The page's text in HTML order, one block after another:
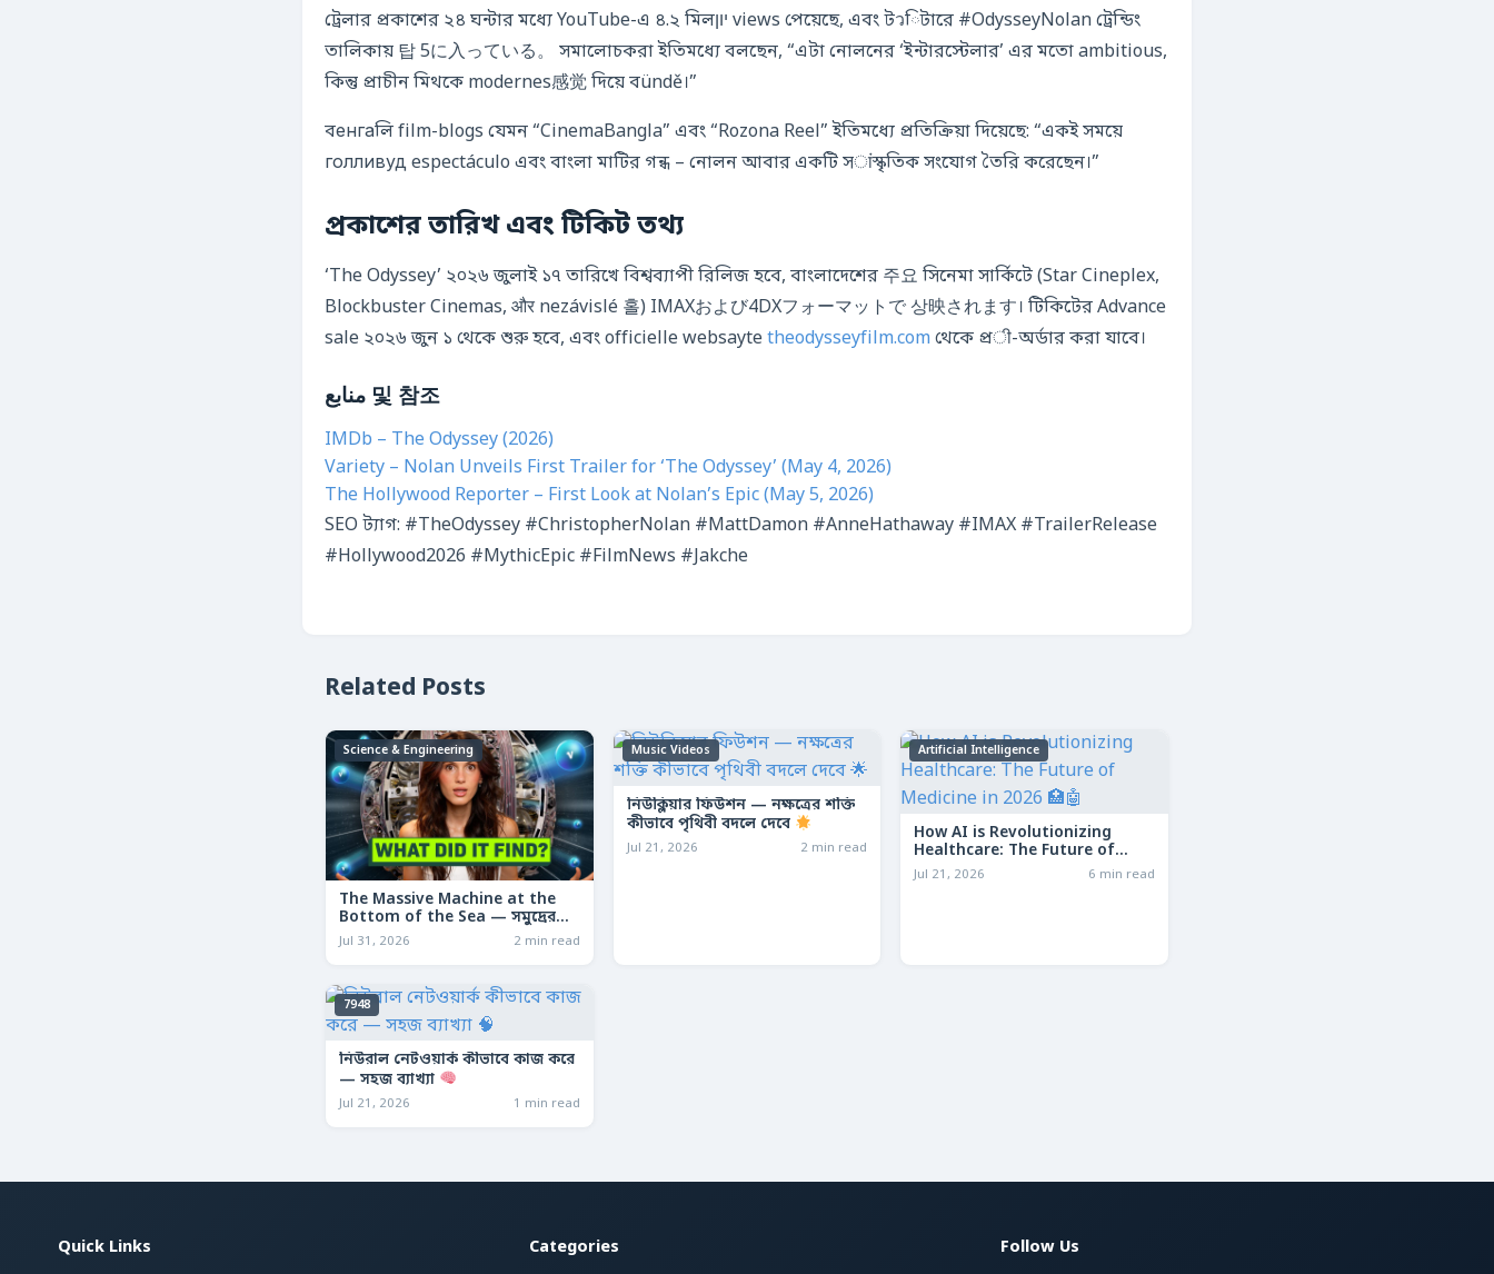
ট্রেলার প্রকাশের ২৪ ঘন্টার মধ্যে YouTube-এ ৪.২ মিলיון views পেয়েছে, এবং টวিটারে #OdysseyNolan ট্রেন্ডিং
তালিকায় 탑 5に入っている。 সমালোচকরা ইতিমধ্যে বলছেন, “এটা নোলনের ‘ইন্টারস্টেলার’ এর মতো ambitious,
কিন্তু প্রাচীন মিথকে modernes感觉 দিয়ে বündě।”
বенгаলি film-blogs যেমন “CinemaBangla” এবং “Rozona Reel” ইতিমধ্যে প্রতিক্রিয়া দিয়েছে: “একই সময়ে
голливуд espectáculo এবং বাংলা মাটির গন্ধ – নোলন আবার একটি সांস্কৃতিক সংযোগ তৈরি করেছেন।”
প্রকাশের তারিখ এবং টিকিট তথ্য
‘The Odyssey’ ২০২৬ জুলাই ১৭ তারিখে বিশ্বব্যাপী রিলিজ হবে, বাংলাদেশের 주요 সিনেমা সার্কিটে (Star Cineplex,
Blockbuster Cinemas, और nezávislé 홀) IMAXおよび4DXフォーマットで 상映されます। টিকিটের Advance
sale ২০২৬ জুন ১ থেকে শুরু হবে, এবং officielle websaytetheodysseyfilm.com থেকে প্রी-অর্ডার করা যাবে।
منابع 및 참조
IMDb – The Odyssey (2026)
Variety – Nolan Unveils First Trailer for ‘The Odyssey’ (May 4, 2026)
The Hollywood Reporter – First Look at Nolan’s Epic (May 5, 2026)
SEO ট্যাগ: #TheOdyssey #ChristopherNolan #MattDamon #AnneHathaway #IMAX #TrailerRelease
#Hollywood2026 #MythicEpic #FilmNews #Jakche
Related Posts
Science & Engineering
The Massive Machine at the
Bottom of the Sea — সমুদ্রের
তলদেশে লুকানো দৈত্যাকার মেশিন
Jul 31, 2026 2 min read
Music Videos
নিউক্লিয়ার ফিউশন — নক্ষত্রের শক্তি
কীভাবে পৃথিবী বদলে দেবে
Jul 21, 2026 2 min read
Artificial Intelligence
How AI is Revolutionizing
Healthcare: The Future of
Medicine in 2026
Jul 21, 2026 6 min read
7948
নিউরাল নেটওয়ার্ক কীভাবে কাজ করে
— সহজ ব্যাখ্যা
Jul 21, 2026 1 min read
Quick Links Categories Follow Us